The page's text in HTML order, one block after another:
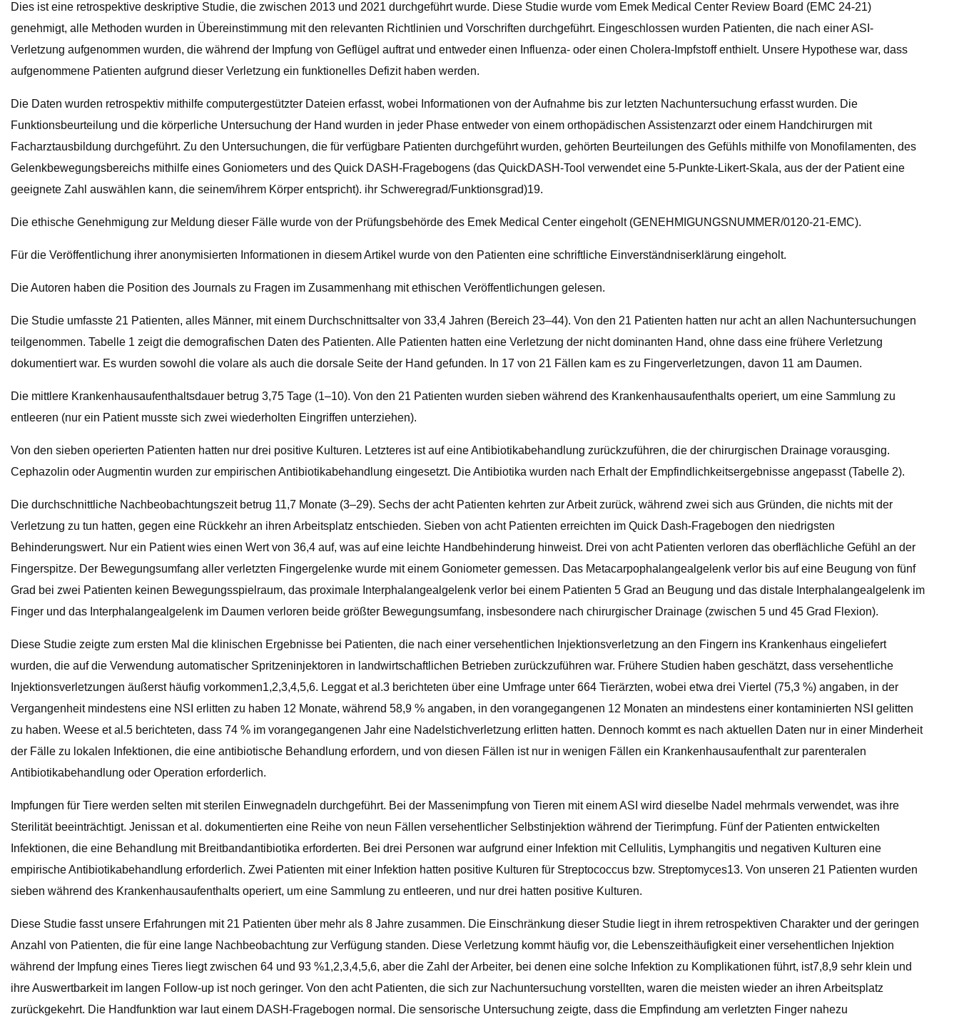
Dies ist eine retrospektive deskriptive Studie, die zwischen 2013 und 2021 durchgeführt wurde. Diese Studie wurde vom Emek Medical Center Review Board (EMC 24-21)
genehmigt, alle Methoden wurden in Übereinstimmung mit den relevanten Richtlinien und Vorschriften durchgeführt. Eingeschlossen wurden Patienten, die nach einer ASI-
Verletzung aufgenommen wurden, die während der Impfung von Geflügel auftrat und entweder einen Influenza- oder einen Cholera-Impfstoff enthielt. Unsere Hypothese war, dass
aufgenommene Patienten aufgrund dieser Verletzung ein funktionelles Defizit haben werden.
Die Daten wurden retrospektiv mithilfe computergestützter Dateien erfasst, wobei Informationen von der Aufnahme bis zur letzten Nachuntersuchung erfasst wurden. Die
Funktionsbeurteilung und die körperliche Untersuchung der Hand wurden in jeder Phase entweder von einem orthopädischen Assistenzarzt oder einem Handchirurgen mit
Facharztausbildung durchgeführt. Zu den Untersuchungen, die für verfügbare Patienten durchgeführt wurden, gehörten Beurteilungen des Gefühls mithilfe von Monofilamenten, des
Gelenkbewegungsbereichs mithilfe eines Goniometers und des Quick DASH-Fragebogens (das QuickDASH-Tool verwendet eine 5-Punkte-Likert-Skala, aus der der Patient eine
geeignete Zahl auswählen kann, die seinem/ihrem Körper entspricht). ihr Schweregrad/Funktionsgrad)19.
Die ethische Genehmigung zur Meldung dieser Fälle wurde von der Prüfungsbehörde des Emek Medical Center eingeholt (GENEHMIGUNGSNUMMER/0120-21-EMC).
Für die Veröffentlichung ihrer anonymisierten Informationen in diesem Artikel wurde von den Patienten eine schriftliche Einverständniserklärung eingeholt.
Die Autoren haben die Position des Journals zu Fragen im Zusammenhang mit ethischen Veröffentlichungen gelesen.
Die Studie umfasste 21 Patienten, alles Männer, mit einem Durchschnittsalter von 33,4 Jahren (Bereich 23–44). Von den 21 Patienten hatten nur acht an allen Nachuntersuchungen
teilgenommen. Tabelle 1 zeigt die demografischen Daten des Patienten. Alle Patienten hatten eine Verletzung der nicht dominanten Hand, ohne dass eine frühere Verletzung
dokumentiert war. Es wurden sowohl die volare als auch die dorsale Seite der Hand gefunden. In 17 von 21 Fällen kam es zu Fingerverletzungen, davon 11 am Daumen.
Die mittlere Krankenhausaufenthaltsdauer betrug 3,75 Tage (1–10). Von den 21 Patienten wurden sieben während des Krankenhausaufenthalts operiert, um eine Sammlung zu
entleeren (nur ein Patient musste sich zwei wiederholten Eingriffen unterziehen).
Von den sieben operierten Patienten hatten nur drei positive Kulturen. Letzteres ist auf eine Antibiotikabehandlung zurückzuführen, die der chirurgischen Drainage vorausging.
Cephazolin oder Augmentin wurden zur empirischen Antibiotikabehandlung eingesetzt. Die Antibiotika wurden nach Erhalt der Empfindlichkeitsergebnisse angepasst (Tabelle 2).
Die durchschnittliche Nachbeobachtungszeit betrug 11,7 Monate (3–29). Sechs der acht Patienten kehrten zur Arbeit zurück, während zwei sich aus Gründen, die nichts mit der
Verletzung zu tun hatten, gegen eine Rückkehr an ihren Arbeitsplatz entschieden. Sieben von acht Patienten erreichten im Quick Dash-Fragebogen den niedrigsten
Behinderungswert. Nur ein Patient wies einen Wert von 36,4 auf, was auf eine leichte Handbehinderung hinweist. Drei von acht Patienten verloren das oberflächliche Gefühl an der
Fingerspitze. Der Bewegungsumfang aller verletzten Fingergelenke wurde mit einem Goniometer gemessen. Das Metacarpophalangealgelenk verlor bis auf eine Beugung von fünf
Grad bei zwei Patienten keinen Bewegungsspielraum, das proximale Interphalangealgelenk verlor bei einem Patienten 5 Grad an Beugung und das distale Interphalangealgelenk im
Finger und das Interphalangealgelenk im Daumen verloren beide größter Bewegungsumfang, insbesondere nach chirurgischer Drainage (zwischen 5 und 45 Grad Flexion).
Diese Studie zeigte zum ersten Mal die klinischen Ergebnisse bei Patienten, die nach einer versehentlichen Injektionsverletzung an den Fingern ins Krankenhaus eingeliefert
wurden, die auf die Verwendung automatischer Spritzeninjektoren in landwirtschaftlichen Betrieben zurückzuführen war. Frühere Studien haben geschätzt, dass versehentliche
Injektionsverletzungen äußerst häufig vorkommen1,2,3,4,5,6. Leggat et al.3 berichteten über eine Umfrage unter 664 Tierärzten, wobei etwa drei Viertel (75,3 %) angaben, in der
Vergangenheit mindestens eine NSI erlitten zu haben 12 Monate, während 58,9 % angaben, in den vorangegangenen 12 Monaten an mindestens einer kontaminierten NSI gelitten
zu haben. Weese et al.5 berichteten, dass 74 % im vorangegangenen Jahr eine Nadelstichverletzung erlitten hatten. Dennoch kommt es nach aktuellen Daten nur in einer Minderheit
der Fälle zu lokalen Infektionen, die eine antibiotische Behandlung erfordern, und von diesen Fällen ist nur in wenigen Fällen ein Krankenhausaufenthalt zur parenteralen
Antibiotikabehandlung oder Operation erforderlich.
Impfungen für Tiere werden selten mit sterilen Einwegnadeln durchgeführt. Bei der Massenimpfung von Tieren mit einem ASI wird dieselbe Nadel mehrmals verwendet, was ihre
Sterilität beeinträchtigt. Jenissan et al. dokumentierten eine Reihe von neun Fällen versehentlicher Selbstinjektion während der Tierimpfung. Fünf der Patienten entwickelten
Infektionen, die eine Behandlung mit Breitbandantibiotika erforderten. Bei drei Personen war aufgrund einer Infektion mit Cellulitis, Lymphangitis und negativen Kulturen eine
empirische Antibiotikabehandlung erforderlich. Zwei Patienten mit einer Infektion hatten positive Kulturen für Streptococcus bzw. Streptomyces13. Von unseren 21 Patienten wurden
sieben während des Krankenhausaufenthalts operiert, um eine Sammlung zu entleeren, und nur drei hatten positive Kulturen.
Diese Studie fasst unsere Erfahrungen mit 21 Patienten über mehr als 8 Jahre zusammen. Die Einschränkung dieser Studie liegt in ihrem retrospektiven Charakter und der geringen
Anzahl von Patienten, die für eine lange Nachbeobachtung zur Verfügung standen. Diese Verletzung kommt häufig vor, die Lebenszeithäufigkeit einer versehentlichen Injektion
während der Impfung eines Tieres liegt zwischen 64 und 93 %1,2,3,4,5,6, aber die Zahl der Arbeiter, bei denen eine solche Infektion zu Komplikationen führt, ist7,8,9 sehr klein und
ihre Auswertbarkeit im langen Follow-up ist noch geringer. Von den acht Patienten, die sich zur Nachuntersuchung vorstellten, waren die meisten wieder an ihren Arbeitsplatz
zurückgekehrt. Die Handfunktion war laut einem DASH-Fragebogen normal. Die sensorische Untersuchung zeigte, dass die Empfindung am verletzten Finger nahezu